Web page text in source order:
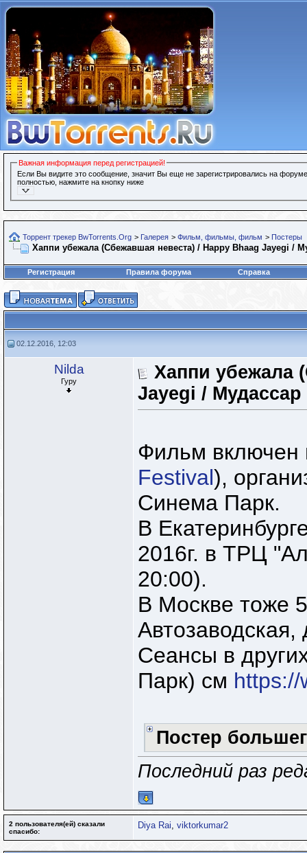
Важная информация перед регистрацией!
Если Вы видите это сообщение, значит Вы еще не зарегистрировались на
полностью, нажмите на кнопку ниже
Торрент трекер BwTorrents.Org > Галерея > Фильм, фильмы, фильм > Постеры
Хаппи убежала (Сбежавшая невеста) / Happy Bhaag Jayegi /
Регистрация Правила форума Справка
02.12.2016, 12:03
Nilda
Гуру
Хаппи убежала
Jayegi / Мудассар
Фильм включен
Festival),
Синема Парк.
В
2016г. в ТРЦ
20:00).
В Москве тоже
Автозаводская,
Сеансы в
Парк) см https://
Постер
Последний раз
2 пользователя(ей) сказали
cпасибо:
Diya Rai, viktorkumar2